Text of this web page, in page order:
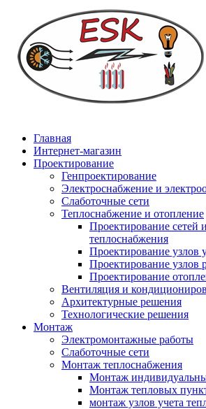
Главная
Интернет-магазин
Проектирование
Генпроектирование
Электроснабжение и
Слаботочные сети
Теплоснабжение и отопление
Проектирование сетей
теплоснабжения
Проектирование узлов
Проектирование узлов
Проектирование
Вентиляция и
Архитектурные решения
Технологические решения
Монтаж
Электромонтажные работы
Слаботочные сети
Монтаж теплоснабжения
Монтаж
Монтаж тепловых
монтаж узлов учета